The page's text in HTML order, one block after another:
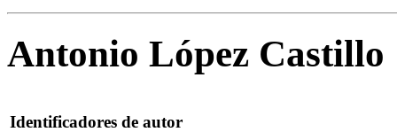
Antonio López Castillo
Identificadores de autor